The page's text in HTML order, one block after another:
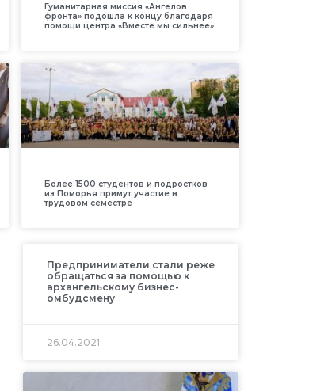
Гуманитарная миссия «Ангелов
фронта» подошла к концу благодаря
помощи центра «Вместе мы сильнее»
Более 1500 студентов и подростков
из Поморья примут участие в
трудовом семестре
Предприниматели стали реже
обращаться за помощью к
архангельскому бизнес-
омбудсмену
26.04.2021